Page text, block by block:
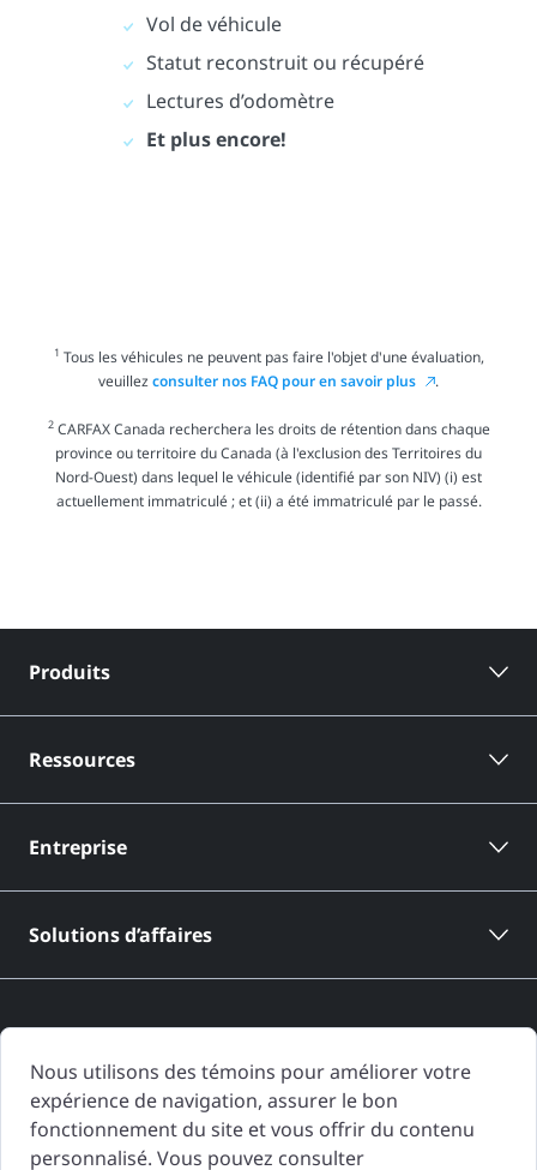
Vol de véhicule
Statut reconstruit ou récupéré
Lectures d’odomètre
Et plus encore!
1 Tous les véhicules ne peuvent pas faire l'objet d'une évaluation,
veuillezconsulter nos FAQ pour en savoir plus .
2CARFAX Canada recherchera les droits de rétention dans chaque
province ou territoire du Canada (à l'exclusion des Territoires du
Nord-Ouest) dans lequel le véhicule (identifié par son NIV) (i) est
actuellement immatriculé ; et (ii) a été immatriculé par le passé.
Produits
Ressources
Entreprise
Solutions d’affaires
Les rapports d'historique de véhicule de CARFAX Canada sont basés
uniquement sur l'information fournie à CARFAX Canada et disponible à
Nous utilisons des témoins pour améliorer votre
expérience de navigation, assurer le bon
fonctionnement du site et vous offrir du contenu
personnalisé. Vous pouvez consulter